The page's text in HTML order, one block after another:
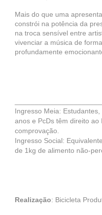
Mais do que uma
constrói na potência da
na troca sensível entre
vivenciar a música de
profundamente
Ingresso Meia:
anos e PcDs têm direito
comprovação.
Ingresso Social:
de 1kg de alimento não-
Realização: Bicicleta